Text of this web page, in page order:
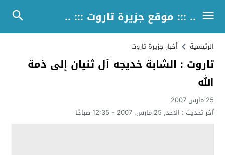
.. ::: موقع جزيرة تاروت ::: ..
الرئيسية أخبار جزيرة تاروت
تاروت : الشابة خديجه آل ثنيان إلى ذمة
الله
25 مارس 2007
آخر تحديث : الأحد, 25 مارس, 2007 - 12:35 صباحًا